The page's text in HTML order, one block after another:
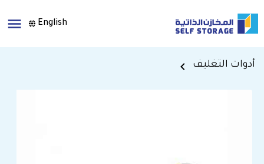
English
أدوات التغليف